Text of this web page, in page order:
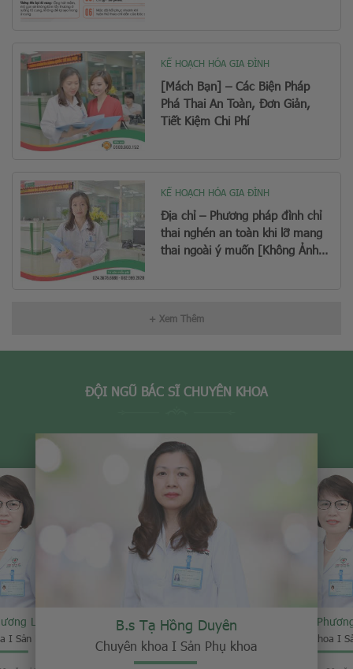
KẾ HOẠCH HÓA GIA ĐÌNH
[Mách Bạn] – Các Biện Pháp
Phá Thai An Toàn, Đơn Giản,
Tiết Kiệm Chi Phí
KẾ HOẠCH HÓA GIA ĐÌNH
Địa chỉ – Phương pháp đình chỉ
thai nghén an toàn khi lỡ mang
thai ngoài ý muốn [Không Ảnh
+ Xem Thêm
ĐỘI NGŨ BÁC SĨ CHUYÊN KHOA
Loan
I Sản Phụ khoa
B.s Tạ Hồng Duyên
Chuyên khoa I Sản Phụ khoa
B.s
Chuyên khoa I